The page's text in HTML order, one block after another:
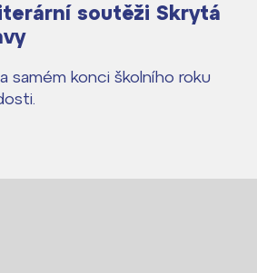
soutěži Skrytá
samém konci školního roku